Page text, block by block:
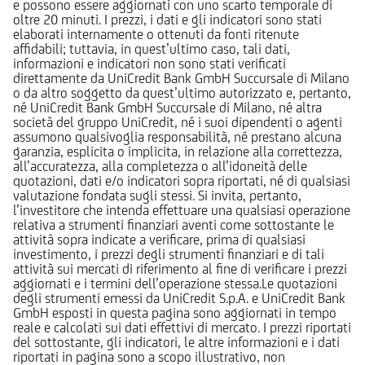
e possono essere aggiornati con uno scarto temporale di
oltre 20 minuti. I prezzi, i dati e gli indicatori sono stati
elaborati internamente o ottenuti da fonti ritenute
affidabili; tuttavia, in quest’ultimo caso, tali dati,
informazioni e indicatori non sono stati verificati
direttamente da UniCredit Bank GmbH Succursale di Milano
o da altro soggetto da quest’ultimo autorizzato e, pertanto,
né UniCredit Bank GmbH Succursale di Milano, né altra
società del gruppo UniCredit, né i suoi dipendenti o agenti
assumono qualsivoglia responsabilità, né prestano alcuna
garanzia, esplicita o implicita, in relazione alla correttezza,
all’accuratezza, alla completezza o all’idoneità delle
quotazioni, dati e/o indicatori sopra riportati, né di qualsiasi
valutazione fondata sugli stessi. Si invita, pertanto,
l’investitore che intenda effettuare una qualsiasi operazione
relativa a strumenti finanziari aventi come sottostante le
attività sopra indicate a verificare, prima di qualsiasi
investimento, i prezzi degli strumenti finanziari e di tali
attività sui mercati di riferimento al fine di verificare i prezzi
aggiornati e i termini dell’operazione stessa.Le quotazioni
degli strumenti emessi da UniCredit S.p.A. e UniCredit Bank
GmbH esposti in questa pagina sono aggiornati in tempo
reale e calcolati sui dati effettivi di mercato. I prezzi riportati
del sottostante, gli indicatori, le altre informazioni e i dati
riportati in pagina sono a scopo illustrativo, non